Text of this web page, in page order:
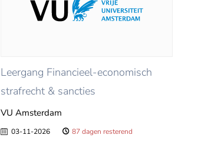
Leergang Financieel-economisch
strafrecht & sancties
VU Amsterdam
03-11-2026 87 dagen resterend